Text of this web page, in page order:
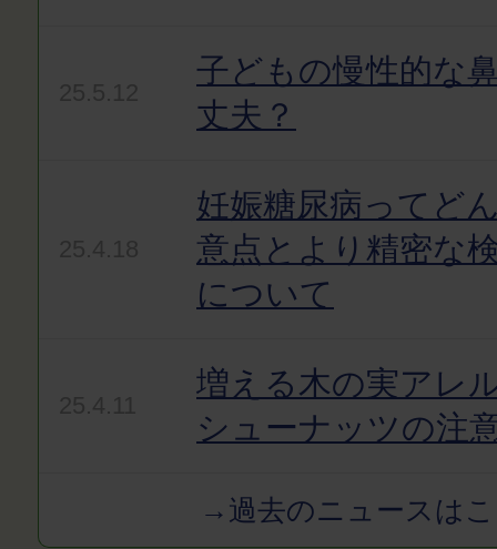
子どもの慢性的な
丈夫？
妊娠糖尿病ってど
意点とより精密な
について
増える木の実アレ
シューナッツの注
→過去のニュースは